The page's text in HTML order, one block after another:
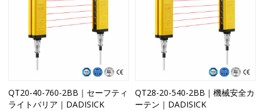
QT20-40-760-2BB｜セーフティ
ライトバリア｜DADISICK
QT28-20-540-2BB｜機械安全カ
ーテン｜DADISICK